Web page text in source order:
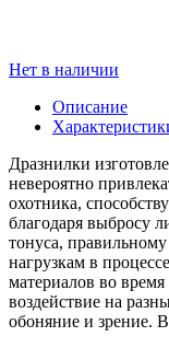
Нет в наличии
Описание
Дразнилки
невероятно
охотника,
благодаря выбросу
тонуса,
нагрузкам в
материалов во
воздействие на
обоняние и зрение.